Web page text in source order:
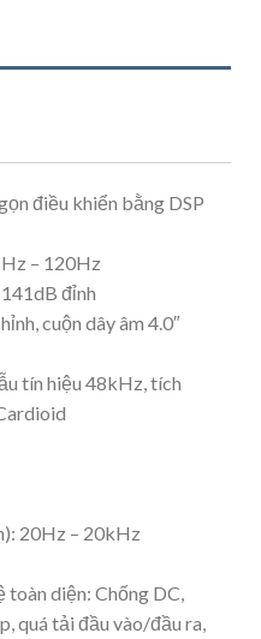
điều khiển bằng DSP
– 120Hz
đỉnh
cuộn dây âm 4.0″
tín hiệu 48kHz, tích
20Hz – 20kHz
toàn diện: Chống DC,
quá tải đầu vào/đầu ra,